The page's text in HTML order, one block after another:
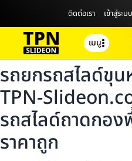
ติดต่อเรา เข้าสู่ระบบ
เมนู
รถยกรถสไลด์ขุน
TPN-
รถสไลด์ถาดกอง
ราคาถูก